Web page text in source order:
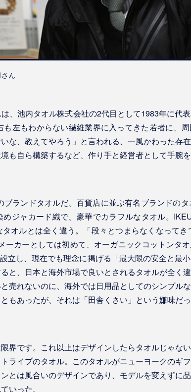
ん
、池内タオル株式会社の2代目として1983年に代表
左もわからない繊維業界に入ってきた若者に、
な、教えてやろう」と言われる、一風かわった存
も自ら構築するなど、作り手と経営者として手腕を
ブランドタオルだ。百貨店に並ぶ有名ブランドの
ジャカード織で、豪華でカラフルなタオル。
オルとは全く違う。「段々とつまらなくなって
カーとしては初めて、オーガニックコットンタオ
立し、現在でも理念に掲げる「最大限の安全と最
と、日本と海外市場で良いとされるタオルが全く
売れないのに、海外では日用品としてのシンプル
もあったが、それは「田舎くさい」という嫌味だっ
界です。これ以上はデザインしたらタオルじゃな
ライプのタオル。このタオルがニューヨークのギ
とは風合いのデザインであり、モデルを変えずに
いった。